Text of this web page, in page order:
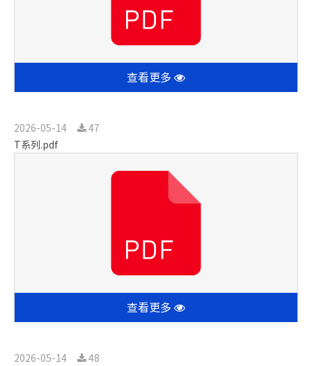
查看更多
2026-05-14
47
T系列.pdf
查看更多
2026-05-14
48